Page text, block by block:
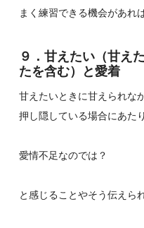
まく練習できる機会があれ
９．甘えたい（甘え
たを含む）と愛着
甘えたいときに甘えられな
押し隠している場合にあた
愛情不足なのでは？
と感じることやそう伝えら